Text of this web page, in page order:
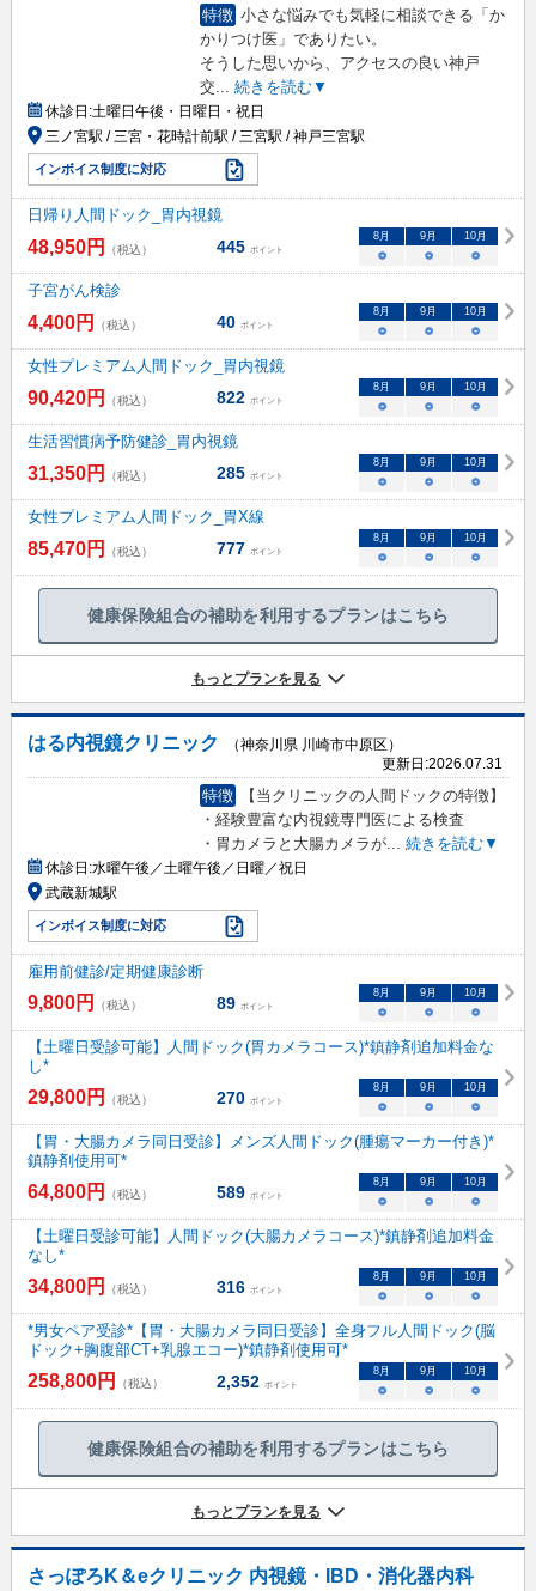
特徴 小さな悩みでも気軽に相談できる「か
かりつけ医」でありたい。
そうした思いから、アクセスの良い神戸
交... 続きを読む▼
休診日:土曜日午後・日曜日・祝日
三ノ宮駅 / 三宮・花時計前駅 / 三宮駅 / 神戸三宮駅
インボイス制度に対応
日帰り人間ドック_胃内視鏡
48,950円 （税込） 445 ポイント
8月 9月 10月
○ ○ ○
子宮がん検診
4,400円 （税込） 40 ポイント
8月 9月 10月
○ ○ ○
女性プレミアム人間ドック_胃内視鏡
90,420円 （税込） 822 ポイント
8月 9月 10月
○ ○ ○
生活習慣病予防健診_胃内視鏡
31,350円 （税込） 285 ポイント
8月 9月 10月
○ ○ ○
女性プレミアム人間ドック_胃X線
85,470円 （税込） 777 ポイント
8月 9月 10月
○ ○ ○
健康保険組合の補助を利用するプランはこちら
もっとプランを見る
はる内視鏡クリニック
（神奈川県 川崎市中原区）
更新日:2026.07.31
特徴
【当クリニックの人間ドックの特徴】
・経験豊富な内視鏡専門医による検査
・胃カメラと大腸カメラが... 続きを読む▼
休診日:水曜午後／土曜午後／日曜／祝日
武蔵新城駅
インボイス制度に対応
雇用前健診/定期健康診断
9,800円 （税込） 89 ポイント
8 月 9 月 10月
○ ○ ○
【土曜日受診可能】人間ドック(胃カメラコース)*鎮静剤追加料金な
し*
29,800円 （税込） 270 ポイント
8 月 9 月 10月
○ ○ ○
【胃・大腸カメラ同日受診】メンズ人間ドック(腫瘍マーカー付き)*
鎮静剤使用可*
64,800円 （税込） 589 ポイント
8 月 9 月 10月
○ ○ ○
【土曜日受診可能】人間ドック(大腸カメラコース)*鎮静剤追加料金
なし*
34,800円 （税込） 316 ポイント
8 月 9 月 10月
○ ○ ○
*男女ペア受診*【胃・大腸カメラ同日受診】全身フル人間ドック(脳
ドック+胸腹部CT+乳腺エコー)*鎮静剤使用可*
258,800円 （税込） 2,352 ポイント
8 月 9 月 10月
○ ○ ○
健康保険組合の補助を利用するプランはこちら
もっとプランを見る
さっぽろK＆eクリニック 内視鏡・IBD・消化器内科